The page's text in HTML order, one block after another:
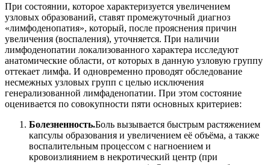
При состоянии, которое характеризуется увеличением
узловых образований, ставят промежуточный диагноз
«лимфоденопатия», который, после прояснения причин
увеличения (воспаления), уточняется. При наличии
лимфоденопатии локализованного характера исследуют
анатомические области, от которых в данную узловую группу
оттекает лимфа. И одновременно проводят обследование
несмежных узловых групп с целью исключения
генерализованной лимфаденопатии. При этом состояние
оценивается по совокупности пяти основных критериев:
Болезненность.Боль вызывается быстрым растяжением
капсулы образования и увеличением её объёма, а также
воспалительным процессом с нагноением и
кровоизлиянием в некротический центр (при